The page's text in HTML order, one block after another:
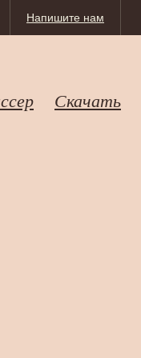
Напишите нам
Скачать